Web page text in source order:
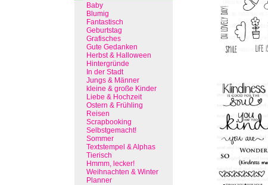
Baby
Blumig
Fantastisch
Geburtstag
Grafisches
Gute Gedanken
Herbst & Halloween
Hintergründe
In der Stadt
Jungs & Männer
kleine & große Kinder
Liebe & Hochzeit
Ostern & Frühling
Reisen
Scrapbooking
Selbstgemacht!
Sommer
Textstempel & Alphas
Tierisch
Hmmm, lecker!
Weihnachten & Winter
Planner